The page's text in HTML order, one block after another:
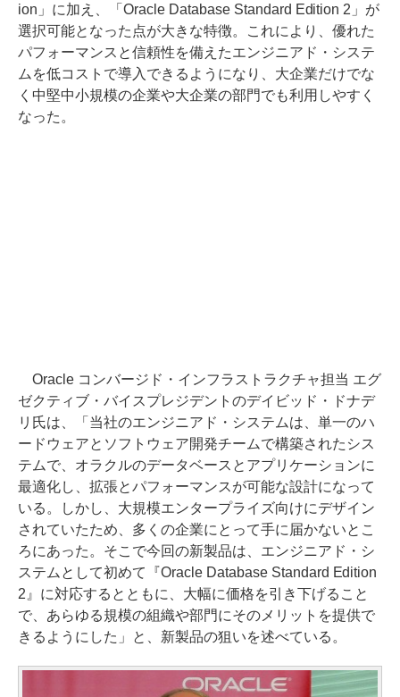
ion」に加え、「Oracle Database Standard Edition 2」が
選択可能となった点が大きな特徴。これにより、優れた
パフォーマンスと信頼性を備えたエンジニアド・システ
ムを低コストで導入できるようになり、大企業だけでな
く中堅中小規模の企業や大企業の部門でも利用しやすく
なった。
Oracle コンバージド・インフラストラクチャ担当 エグ
ゼクティブ・バイスプレジデントのデイビッド・ドナデ
リ氏は、「当社のエンジニアド・システムは、単一のハ
ードウェアとソフトウェア開発チームで構築されたシス
テムで、オラクルのデータベースとアプリケーションに
最適化し、拡張とパフォーマンスが可能な設計になって
いる。しかし、大規模エンタープライズ向けにデザイン
されていたため、多くの企業にとって手に届かないとこ
ろにあった。そこで今回の新製品は、エンジニアド・シ
ステムとして初めて『Oracle Database Standard Edition
2』に対応するとともに、大幅に価格を引き下げること
で、あらゆる規模の組織や部門にそのメリットを提供で
きるようにした」と、新製品の狙いを述べている。